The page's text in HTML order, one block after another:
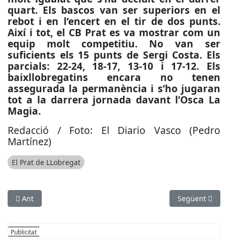
quart. Els bascos van ser superiors en el
rebot i en l’encert en el tir de dos punts.
Així i tot, el CB Prat es va mostrar com un
equip molt competitiu. No van ser
suficients els 15 punts de Sergi Costa. Els
parcials: 22-24, 18-17, 13-10 i 17-12. Els
baixllobregatins encara no tenen
assegurada la permanència i s’ho jugaran
tot a la darrera jornada davant l’Osca La
Magia.
Redacció / Foto: El Diario Vasco (Pedro
Martínez)
El Prat de LLobregat
Article anterior: ESPORTS (HANDBOL, SEGONA ESTATAL,
Ant Article
Següent